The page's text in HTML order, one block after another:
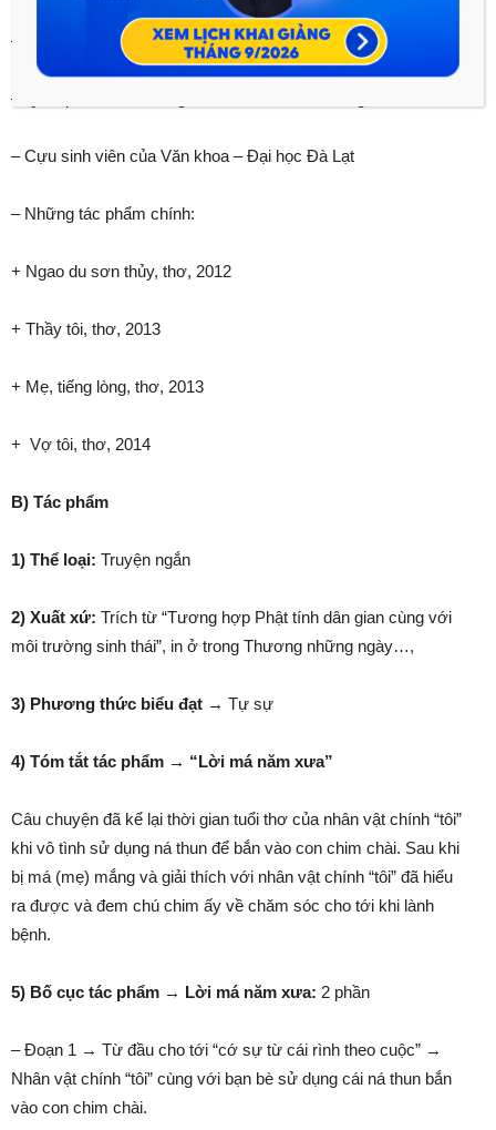
– Sinh năm: 1944
– Quê quán: An Vĩnh Ngãi, TP. Tân An, Tỉnh Long An
– Cựu sinh viên của Văn khoa – Đại học Đà Lạt
– Những tác phẩm chính:
+ Ngao du sơn thủy, thơ, 2012
+ Thầy tôi, thơ, 2013
+ Mẹ, tiếng lòng, thơ, 2013
+ Vợ tôi, thơ, 2014
B) Tác phẩm
1) Thể loại: Truyện ngắn
2) Xuất xứ: Trích từ “Tương hợp Phật tính dân gian cùng với
môi trường sinh thái”, in ở trong Thương những ngày…,
3) Phương thức biểu đạt → Tự sự
4) Tóm tắt tác phẩm → “Lời má năm xưa”
Câu chuyện đã kể lại thời gian tuổi thơ của nhân vật chính “tôi”
khi vô tình sử dụng ná thun để bắn vào con chim chài. Sau khi
bị má (mẹ) mắng và giải thích với nhân vật chính “tôi” đã hiểu
ra được và đem chú chim ấy về chăm sóc cho tới khi lành
bệnh.
5) Bố cục tác phẩm → Lời má năm xưa: 2 phần
– Đoạn 1 → Từ đầu cho tới “cớ sự từ cái rình theo cuộc” →
Nhân vật chính “tôi” cùng với bạn bè sử dụng cái ná thun bắn
vào con chim chài.